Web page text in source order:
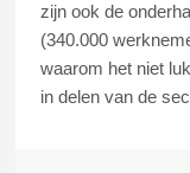
zijn ook de
(340.000
waarom het niet
in delen van de